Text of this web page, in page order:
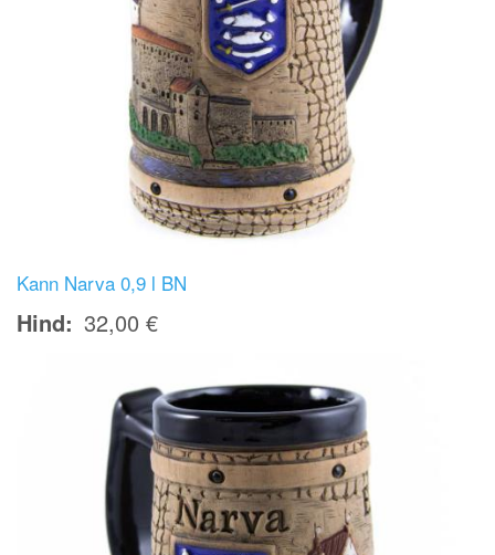
Kann Narva 0,9 l BN
Hind 32,00 €